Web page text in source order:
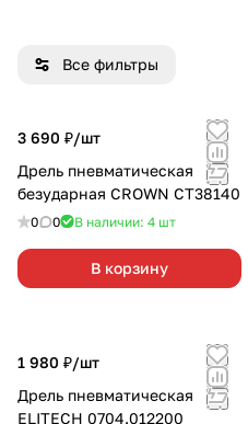
Все фильтры
3 690 ₽/шт
Дрель пневматическая
безударная CROWN CT38140
0 0 В наличии: 4 шт
В корзину
1 980 ₽/шт
Дрель пневматическая
ELITECH 0704.012200